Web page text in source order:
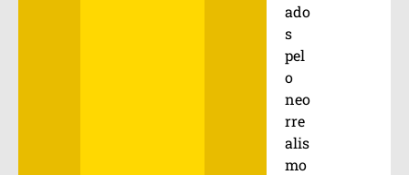
ado
s
pel
o
neo
rre
alis
mo